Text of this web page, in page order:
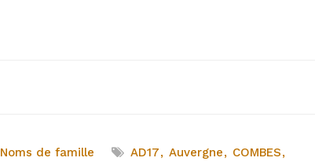
Noms de famille AD17 Auvergne
COMBES